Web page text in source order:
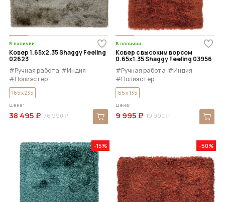
В наличии
Ковер 1.65x2.35 Shaggy Feeling
02623
#Ручная работа #Индия
#Полиэстер
165 x 235
Цена:
76 990 ₽
38 495 ₽
В наличии
Ковер с высоким ворсом
0.65x1.35 Shaggy Feeling 03956
#Ручная работа #Индия
#Полиэстер
65 x 135
Цена:
19 990 ₽
9 995 ₽
-15% -50%